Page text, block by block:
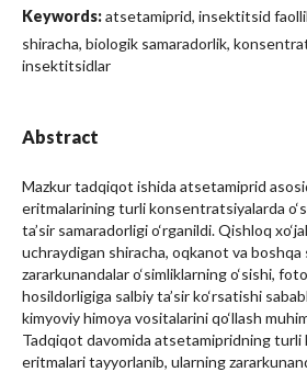
Keywords:atsetamiprid, insektitsid
shiracha, biologik samaradorlik,
insektitsidlar
Abstract
Mazkur tadqiqot ishida atsetamiprid
eritmalarining turli konsentratsiyalarda
ta’sir samaradorligi o‘rganildi. Qishloq
uchraydigan shiracha, oqkanot va boshqa
zararkunandalar o‘simliklarning o‘sishi,
hosildorligiga salbiy ta’sir ko‘rsatishi
kimyoviy himoya vositalarini qo‘llash
Tadqiqot davomida atsetamipridning
eritmalari tayyorlanib, ularning